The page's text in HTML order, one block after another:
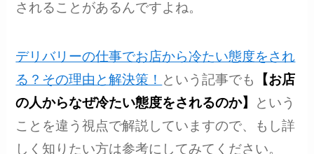
されることがあるんですよね。
デリバリーの仕事でお店から冷たい態度をされ
る？その理由と解決策！ という記事でも
【お店
の人からなぜ冷たい態度をされるのか】
という
ことを違う視点で解説していますので、もし詳
しく知りたい方は参考にしてみてください。